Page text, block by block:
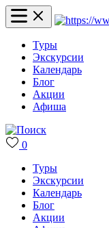
Туры
Экскурсии
Календарь
Блог
Акции
Афиша
0
Туры
Экскурсии
Календарь
Блог
Акции